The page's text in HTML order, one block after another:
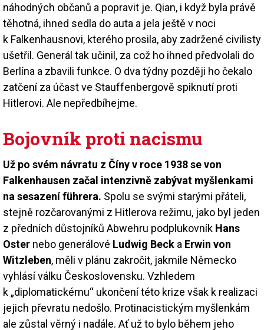
náhodných občanů a popravit je. Qian, i když byla právě
těhotná, ihned sedla do auta a jela ještě v noci
k Falkenhausnovi, kterého prosila, aby zadržené civilisty
ušetřil. Generál tak učinil, za což ho ihned předvolali do
Berlína a zbavili funkce. O dva týdny později ho čekalo
zatčení za účast ve Stauffenbergově spiknutí proti
Hitlerovi. Ale nepředbíhejme.
Bojovník proti nacismu
Už po svém návratu z Číny v roce 1938 se von
Falkenhausen začal intenzivně zabývat myšlenkami
na sesazení führera. Spolu se svými starými přáteli,
stejně rozčarovanými z Hitlerova režimu, jako byl jeden
z předních důstojníků Abwehru podplukovník Hans
Oster nebo generálové Ludwig Beck a Erwin von
Witzleben, měli v plánu zakročit, jakmile Německo
vyhlásí válku Československu. Vzhledem
k „diplomatickému“ ukončení této krize však k realizaci
jejich převratu nedošlo. Protinacistickým myšlenkám
ale zůstal věrný i nadále. Ať už to bylo během jeho